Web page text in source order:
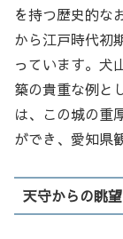
を持つ歴史的な
から江戸時代初
っています。犬
築の貴重な例と
は、この城の重
ができ、愛知県
天守からの眺望